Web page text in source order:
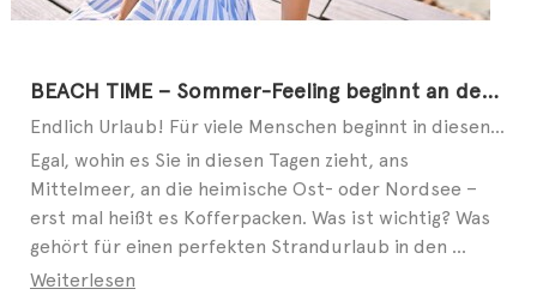
BEACH TIME – Sommer-Feeling beginnt an den Füßen
Endlich Urlaub! Für viele Menschen beginnt in diesen Tagen die schönste Zeit des Jahres. Ob allein, ...
Egal, wohin es Sie in diesen Tagen zieht, ans
Mittelmeer, an die heimische Ost- oder Nordsee –
erst mal heißt es Kofferpacken. Was ist wichtig? Was
gehört für einen perfekten Strandurlaub in den ...
Weiterlesen